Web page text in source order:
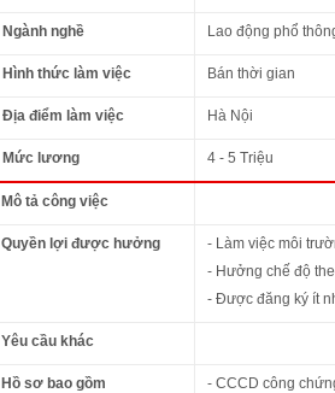
Ngành nghề Lao động phổ
Hình thức làm việc Bán thời gian
Địa điểm làm việc Hà Nội
Mức lương 4 - 5 Triệu
Mô tả công việc
Quyền lợi được hưởng
- Làm việc môi
- Hưởng chế độ
- Được đăng ký ít
Yêu cầu khác
Hồ sơ bao gồm
- CCCD công